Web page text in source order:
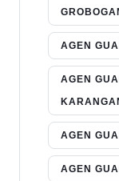
AGEN
AGEN
AGEN
AGEN